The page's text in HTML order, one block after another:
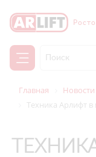
Главная Новости
Техника Арлифт в